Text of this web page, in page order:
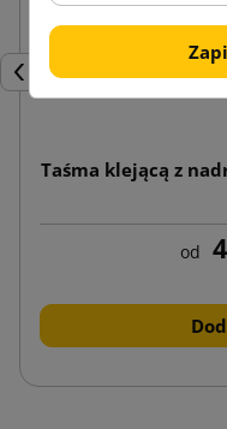
Poprzedni
Taśma klejącą z
od